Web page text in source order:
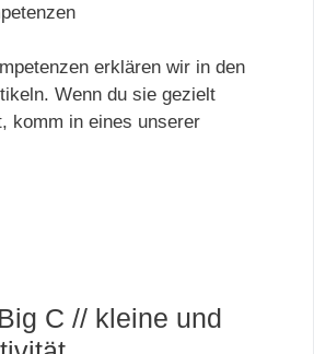
erklären wir in den
Wenn du sie gezielt
komm in eines unserer
C // kleine und